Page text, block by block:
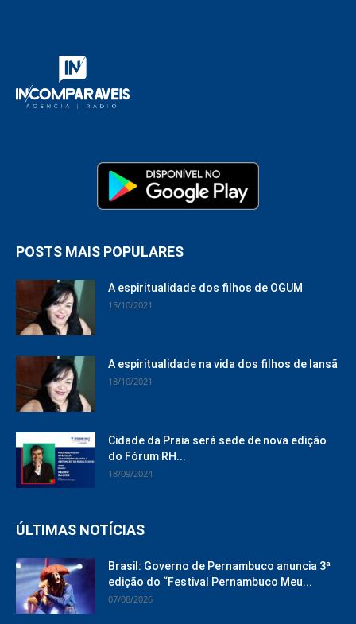
POSTS MAIS POPULARES
A espiritualidade dos filhos de OGUM
15/10/2021
A espiritualidade na vida dos filhos de Iansã
18/10/2021
Cidade da Praia será sede de nova edição
do Fórum RH...
18/09/2024
ÚLTIMAS NOTÍCIAS
Brasil: Governo de Pernambuco anuncia 3ª
edição do “Festival Pernambuco Meu...
07/08/2026